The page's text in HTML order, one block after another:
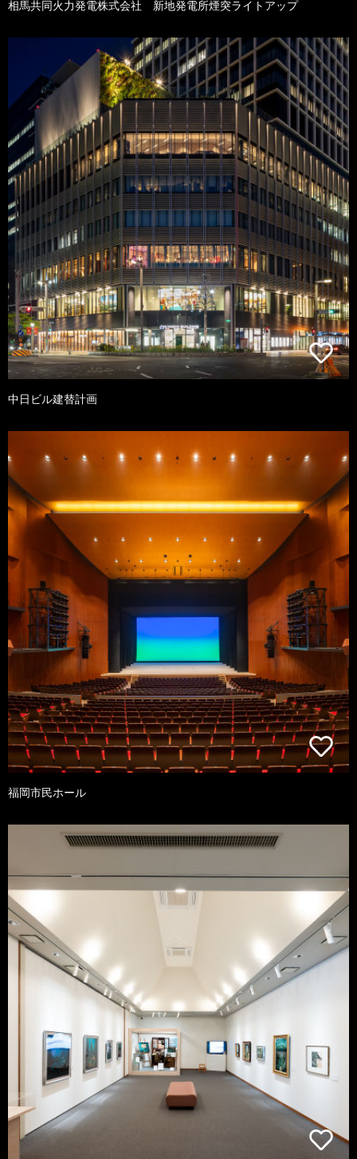
相馬共同火力発電株式会社 新地発電所煙突ライトアップ
中日ビル建替計画
福岡市民ホール